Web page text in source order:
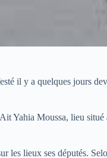
il y a quelques jours
Yahia Moussa, lieu
lieux ses députés.